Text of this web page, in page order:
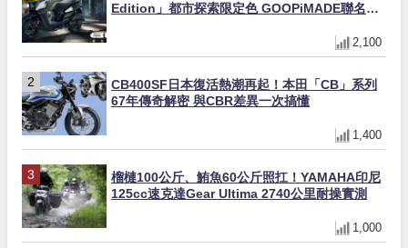
Edition」都市探索限定色 GOOPiMADE聯名包
2,100
CB400SF日本復活熱潮再起！本田「CB」系列
67年傳奇解密 與CBR差異一次搞懂
1,400
榴槤100公斤、鮪魚60公斤照扛！YAMAHA印尼
125cc速克達Gear Ultima 2740公里耐操實測
1,000